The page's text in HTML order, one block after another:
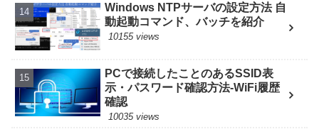
Windows NTPサーバの設定方法 自
動起動コマンド、バッチを紹介
10155 views
PCで接続したことのあるSSID表
示・パスワード確認方法-WiFi履歴
確認
10035 views